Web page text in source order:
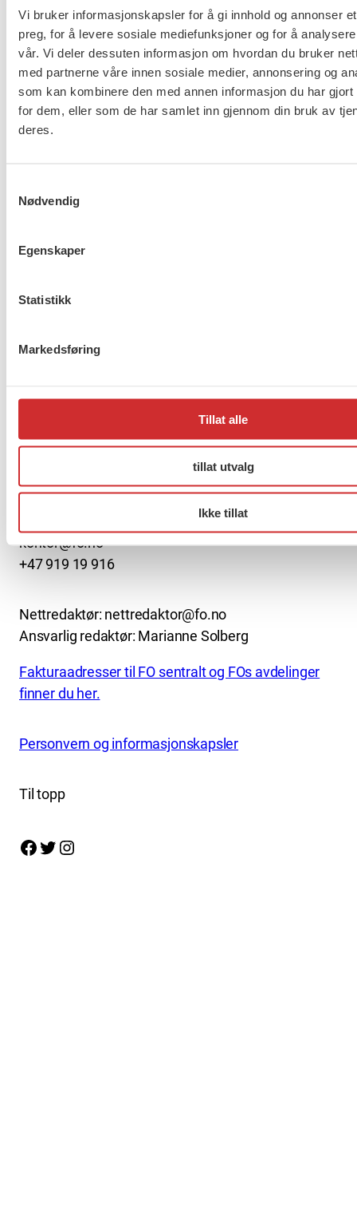
Vi bruker informasjonskapsler for å gi innhold og annonser
preg, for å levere sosiale mediefunksjoner og for å
vår. Vi deler dessuten informasjon om hvordan du bruker
med partnerne våre innen sosiale medier, annonsering og
som kan kombinere den med annen informasjon du har gjort
for dem, eller som de har samlet inn gjennom din bruk av
deres.
Nødvendig
Egenskaper
Statistikk
Markedsføring
Tillat alle
tillat utvalg
Ikke tillat
handling
Arbeid for alle – vi krever en
dag å leve med og en lønn å
leve av
FO (Fellesorganisasjonen)
Pb. 4693 Sofienberg
kontor@fo.no
+47 919 19 916
Nettredaktør: nettredaktor@fo.no
Ansvarlig redaktør: Marianne Solberg
Fakturaadresser til FO sentralt og FOs avdelinger
finner du her.
Personvern og informasjonskapsler
Til topp
Facebook Twitter Instagram